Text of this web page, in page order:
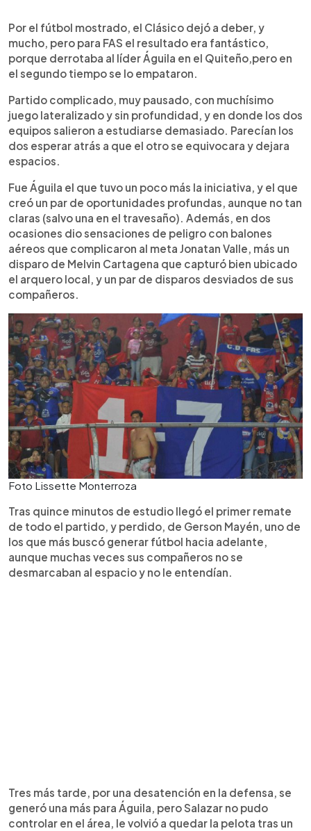
► Escuchar artículo
Por el fútbol mostrado, el Clásico dejó a deber, y
mucho, pero para FAS el resultado era fantástico,
porque derrotaba al líder Águila en el Quiteño,pero en
el segundo tiempo se lo empataron.
Partido complicado, muy pausado, con muchísimo
juego lateralizado y sin profundidad, y en donde los dos
equipos salieron a estudiarse demasiado. Parecían los
dos esperar atrás a que el otro se equivocara y dejara
espacios.
Fue Águila el que tuvo un poco más la iniciativa, y el que
creó un par de oportunidades profundas, aunque no tan
claras (salvo una en el travesaño). Además, en dos
ocasiones dio sensaciones de peligro con balones
aéreos que complicaron al meta Jonatan Valle, más un
disparo de Melvin Cartagena que capturó bien ubicado
el arquero local, y un par de disparos desviados de sus
compañeros.
Foto Lissette Monterroza
Tras quince minutos de estudio llegó el primer remate
de todo el partido, y perdido, de Gerson Mayén, uno de
los que más buscó generar fútbol hacia adelante,
aunque muchas veces sus compañeros no se
desmarcaban al espacio y no le entendían.
Tres más tarde, por una desatención en la defensa, se
generó una más para Águila, pero Salazar no pudo
controlar en el área, le volvió a quedar la pelota tras un